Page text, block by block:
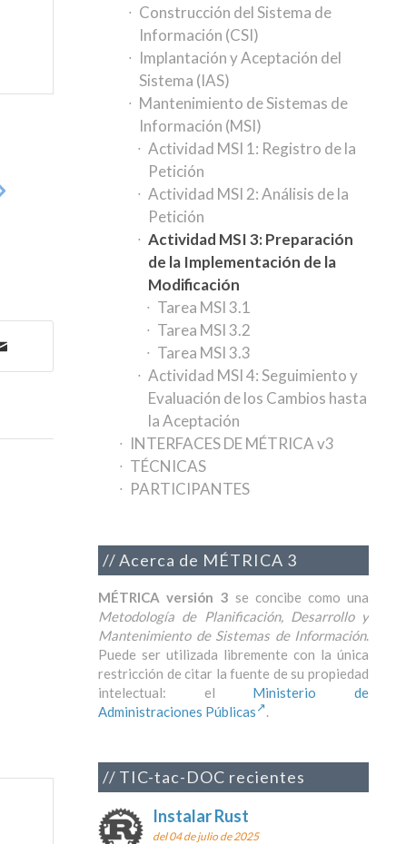
Construcción del Sistema de
Información (CSI)
Implantación y Aceptación del
Sistema (IAS)
Mantenimiento de Sistemas de
Información (MSI)
Actividad MSI 1: Registro de la
Petición
Actividad MSI 2: Análisis de la
Petición
Actividad MSI 3: Preparación
de la Implementación de la
Modificación
Tarea MSI 3.1
Tarea MSI 3.2
Tarea MSI 3.3
Actividad MSI 4: Seguimiento y
Evaluación de los Cambios hasta
la Aceptación
INTERFACES DE MÉTRICA v3
TÉCNICAS
PARTICIPANTES
Acerca de MÉTRICA 3
MÉTRICA versión 3 se concibe como una
Metodología de Planificación, Desarrollo y
Mantenimiento de Sistemas de Información.
Puede ser utilizada libremente con la única
restricción de citar la fuente de su propiedad
intelectual: el Ministerio de
Administraciones Públicas
.
TIC-tac-DOC recientes
Instalar Rust
del 04 de julio de 2025